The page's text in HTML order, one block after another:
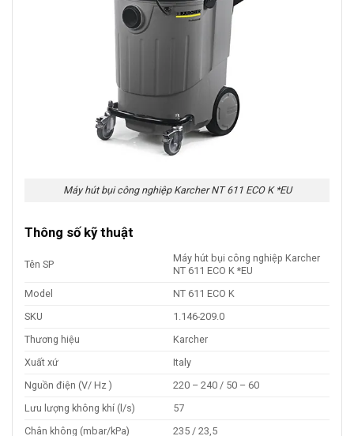
Máy hút bụi công nghiệp Karcher NT 611 ECO K *EU
Thông số kỹ thuật
Tên SP
Máy hút bụi công nghiệp Karcher
NT 611 ECO K *EU
Model
NT 611 ECO K
SKU
1.146-209.0
Thương hiệu
Karcher
Xuất xứ
Italy
Nguồn điện (V/ Hz )
220 – 240 / 50 – 60
Lưu lượng không khí (l/s)
57
Chân không (mbar/kPa)
235 / 23,5